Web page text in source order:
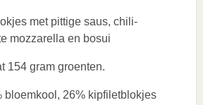
met pittige saus, chili-
mozzarella en bosui
154 gram groenten.
bloemkool, 26% kipfiletblokjes